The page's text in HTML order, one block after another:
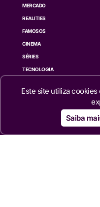
MERCADO
REALITIES
FAMOSOS
CINEMA
SÉRIES
TECNOLOGIA
ÚLTIMAS NOTÍCIAS
QUEM SOMOS
Este site utiliza
Saiba